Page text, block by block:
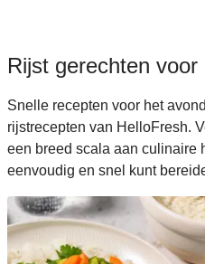
Rijst gerechten voor
Snelle recepten voor het
rijstrecepten van HelloFresh.
een breed scala aan culinaire
eenvoudig en snel kunt